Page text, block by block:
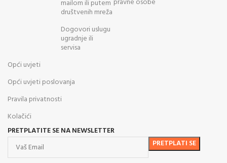
mailom ili putem
društvenih mreža
Dogovori uslugu
ugradnje ili
servisa
Opći uvjeti
Opći uvjeti poslovanja
Pravila privatnosti
Kolačići
PRETPLATITE SE NA NEWSLETTER